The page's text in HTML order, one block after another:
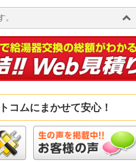
。
コムにまかせて安心！